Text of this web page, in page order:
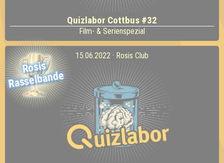
Quizlabor Cottbus #32
Film- & Serienspezial
Rosis
Rasselbande
15.06.2022 · Rosis Club